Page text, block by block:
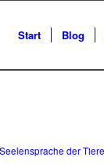
Start Blog
der Tiere